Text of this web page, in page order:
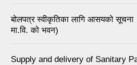
बोलपत्र स्वीकृतिका लागि आसयको सूचना
मा.वि. को भवन)
Supply and delivery of Sanitary